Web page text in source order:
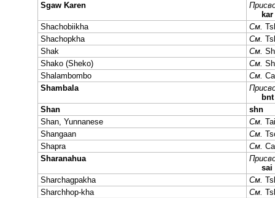
Sgaw Karen
kar
Shachobiikha
См.
Shachopkha
См.
Shak
См.
Shako (Sheko)
См.
Shalambombo
См.
Shambala
Shan
shn
Shan, Yunnanese
См.
Shangaan
См.
Shapra
См.
Sharanahua
sai
Sharchagpakha
См.
Sharchhop-kha
См.